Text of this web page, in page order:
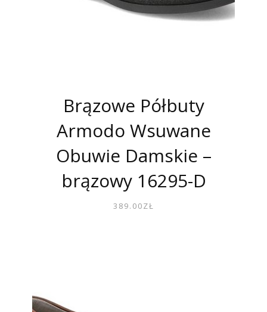
Brązowe Półbuty
Armodo Wsuwane
Obuwie Damskie –
brązowy 16295-D
389.00ZŁ